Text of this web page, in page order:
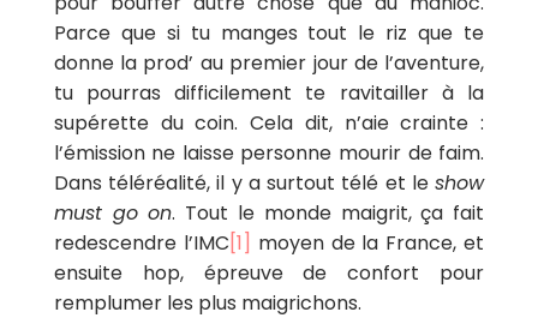
Parce que si tu manges tout le riz que te
donne la prod’ au premier jour de l’aventure,
tu pourras difficilement te ravitailler à la
supérette du coin. Cela dit, n’aie crainte :
l’émission ne laisse personne mourir de faim.
Dans téléréalité, il y a surtout télé et leshow
must go on. Tout le monde maigrit, ça fait
redescendre l’IMC[1] moyen de la France, et
ensuite hop, épreuve de confort pour
remplumer les plus maigrichons.